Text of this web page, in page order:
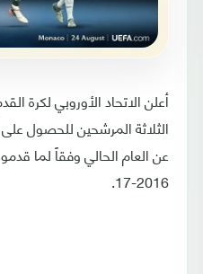
أعلن الاتحاد الأوروبي لكرة
الثلاثة المرشحين للحصول
عن العام الحالي وفقاً لما
2016-17.